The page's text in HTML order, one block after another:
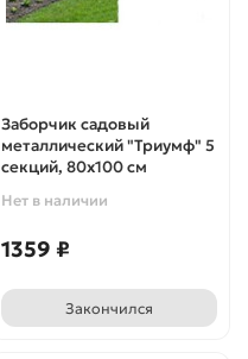
Заборчик садовый
металлический "Триумф" 5
секций, 80х100 см
Нет в наличии
1359 ₽
Закончился